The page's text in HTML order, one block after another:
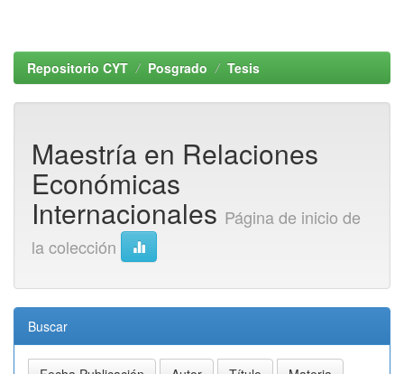
Repositorio CYT Posgrado Tesis
Maestría en Relaciones
Económicas
Internacionales Página de inicio de
la colección
Buscar